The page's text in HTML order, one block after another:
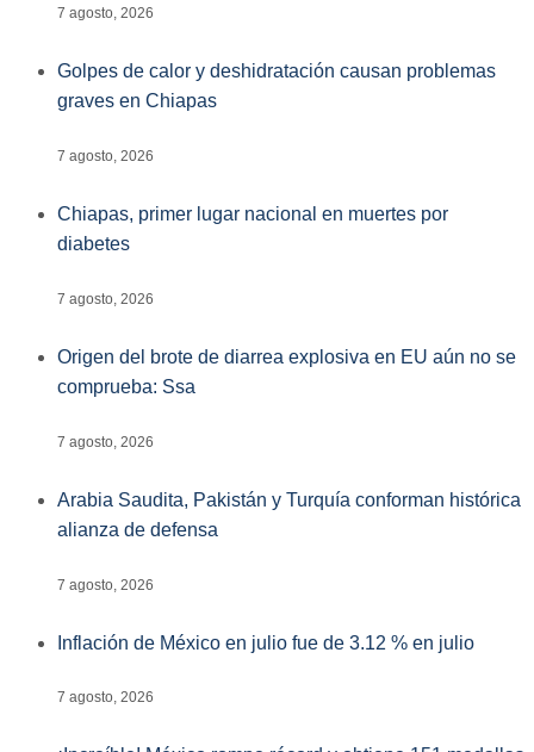
7 agosto, 2026
Golpes de calor y deshidratación causan problemas
graves en Chiapas
7 agosto, 2026
Chiapas, primer lugar nacional en muertes por
diabetes
7 agosto, 2026
Origen del brote de diarrea explosiva en EU aún no se
comprueba: Ssa
7 agosto, 2026
Arabia Saudita, Pakistán y Turquía conforman histórica
alianza de defensa
7 agosto, 2026
Inflación de México en julio fue de 3.12 % en julio
7 agosto, 2026